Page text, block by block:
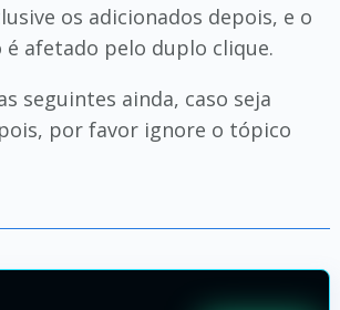
os adicionados depois, e o
é afetado pelo duplo clique.
seguintes ainda, caso seja
por favor ignore o tópico